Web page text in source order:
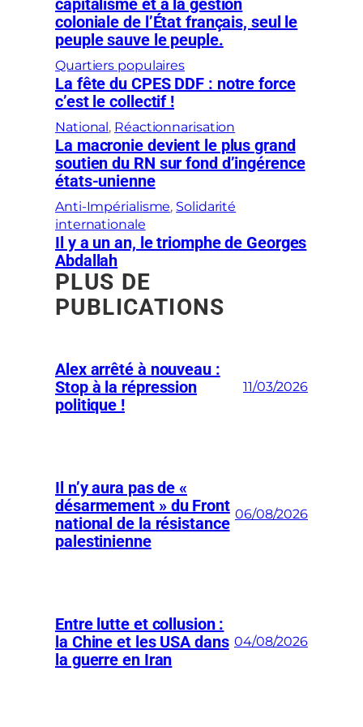
coloniale de l’État français, seul le
peuple sauve le peuple.
Quartiers populaires
La fête du CPES DDF : notre force
c’est le collectif !
National, Réactionnarisation
La macronie devient le plus grand
soutien du RN sur fond d’ingérence
états-unienne
Anti-Impérialisme, Solidarité
internationale
Il y a un an, le triomphe de Georges
Abdallah
PLUS DE
PUBLICATIONS
Alex arrêté à nouveau :
Stop à la répression
politique !
11/03/2026
Il n’y aura pas de «
désarmement » du Front
national de la résistance
palestinienne
06/08/2026
Entre lutte et collusion :
la Chine et les USA dans
la guerre en Iran
04/08/2026